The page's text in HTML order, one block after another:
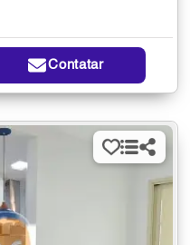
Contatar